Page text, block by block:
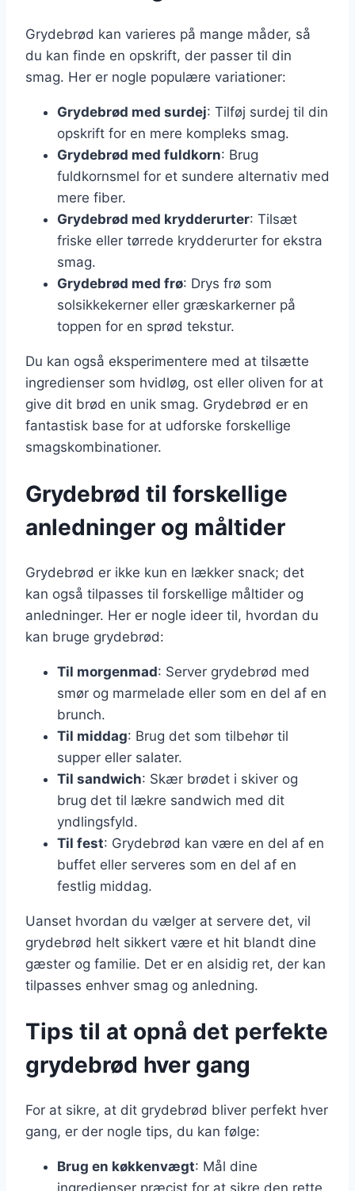
Grydebrød kan varieres på mange måder, så
du kan finde en opskrift, der passer til din
smag. Her er nogle populære variationer:
Grydebrød med surdej: Tilføj surdej til din
opskrift for en mere kompleks smag.
Grydebrød med fuldkorn: Brug
fuldkornsmel for et sundere alternativ med
mere fiber.
Grydebrød med krydderurter: Tilsæt
friske eller tørrede krydderurter for ekstra
smag.
Grydebrød med frø: Drys frø som
solsikkekerner eller græskarkerner på
toppen for en sprød tekstur.
Du kan også eksperimentere med at tilsætte
ingredienser som hvidløg, ost eller oliven for at
give dit brød en unik smag. Grydebrød er en
fantastisk base for at udforske forskellige
smagskombinationer.
Grydebrød til forskellige
anledninger og måltider
Grydebrød er ikke kun en lækker snack; det
kan også tilpasses til forskellige måltider og
anledninger. Her er nogle ideer til, hvordan du
kan bruge grydebrød:
Til morgenmad: Server grydebrød med
smør og marmelade eller som en del af en
brunch.
Til middag: Brug det som tilbehør til
supper eller salater.
Til sandwich: Skær brødet i skiver og
brug det til lækre sandwich med dit
yndlingsfyld.
Til fest: Grydebrød kan være en del af en
buffet eller serveres som en del af en
festlig middag.
Uanset hvordan du vælger at servere det, vil
grydebrød helt sikkert være et hit blandt dine
gæster og familie. Det er en alsidig ret, der kan
tilpasses enhver smag og anledning.
Tips til at opnå det perfekte
grydebrød hver gang
For at sikre, at dit grydebrød bliver perfekt hver
gang, er der nogle tips, du kan følge:
Brug en køkkenvægt: Mål dine